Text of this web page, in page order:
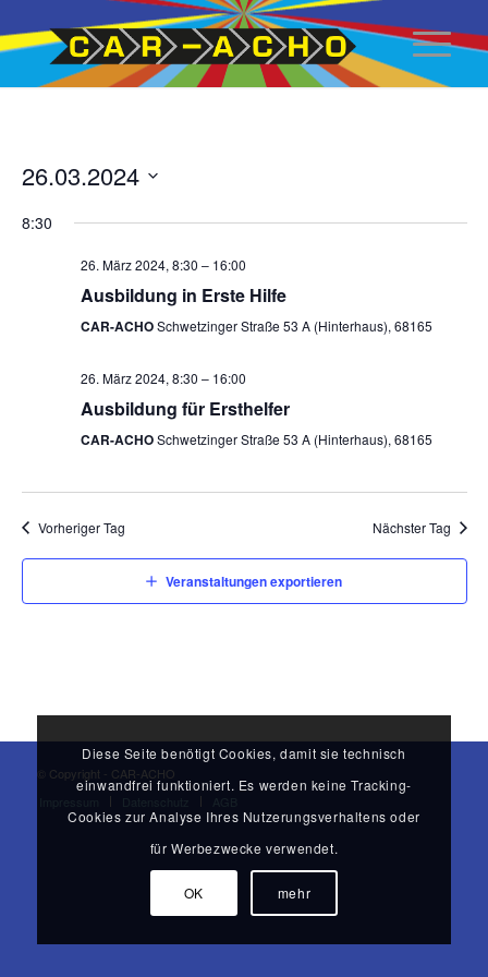
26.03.2024
8:30
26. März 2024, 8:30 – 16:00
Ausbildung in Erste Hilfe
CAR-ACHOSchwetzinger Straße 53 A (Hinterhaus), 68165
26. März 2024, 8:30 – 16:00
Ausbildung für Ersthelfer
CAR-ACHOSchwetzinger Straße 53 A (Hinterhaus), 68165
Vorheriger Tag Nächster Tag
Veranstaltungen exportieren
© Copyright - CAR-ACHO
Close
Diese Seite benötigt Cookies, damit sie technisch
einwandfrei funktioniert. Es werden keine Tracking-
Cookies zur Analyse Ihres Nutzerungsverhaltens oder
für Werbezwecke verwendet.
OK mehr